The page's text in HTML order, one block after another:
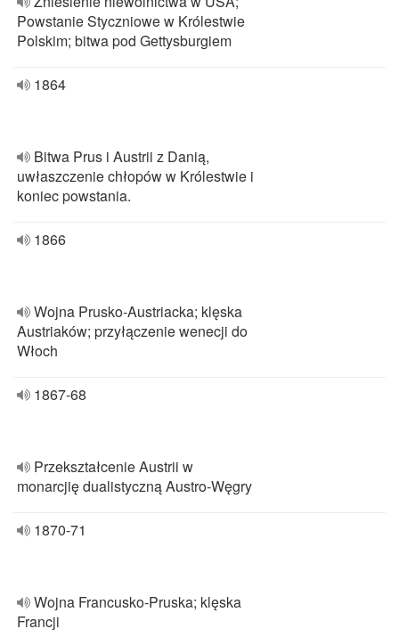
Powstanie Styczniowe w Królestwie
Polskim; bitwa pod Gettysburgiem
1864
Bitwa Prus i Austrii z Danią,
uwłaszczenie chłopów w Królestwie i
koniec powstania.
1866
Wojna Prusko-Austriacka; klęska
Austriaków; przyłączenie wenecji do
Włoch
1867-68
Przekształcenie Austrii w
monarcjię dualistyczną Austro-Węgry
1870-71
Wojna Francusko-Pruska; klęska
Francji